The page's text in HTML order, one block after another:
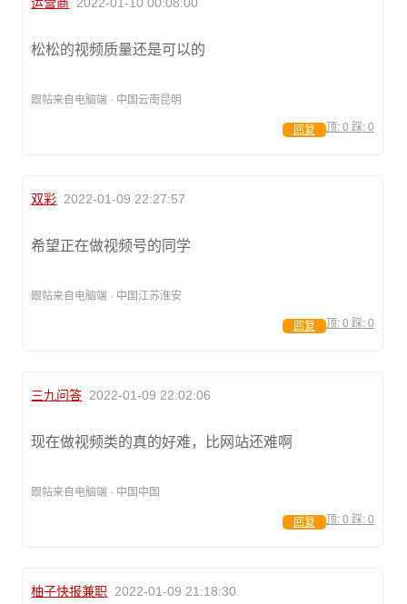
松松的视频质量还是可以的
跟帖来自电脑端 · 中国云南昆明
顶: 0 踩: 0
回复
双彩 2022-01-09 22:27:57
希望正在做视频号的同学
跟帖来自电脑端 · 中国江苏淮安
顶: 0 踩: 0
回复
三九问答 2022-01-09 22:02:06
现在做视频类的真的好难，比网站还难啊
跟帖来自电脑端 · 中国中国
顶: 0 踩: 0
回复
柚子快报兼职 2022-01-09 21:18:30